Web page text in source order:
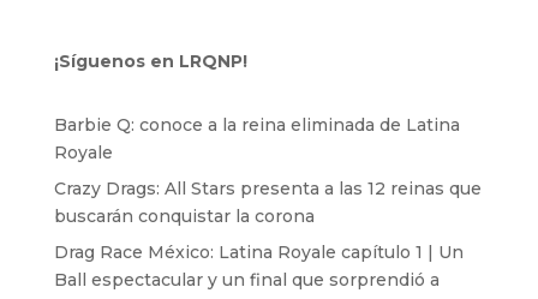
¡Síguenos en LRQNP!
Barbie Q: conoce a la reina eliminada de Latina
Royale
Crazy Drags: All Stars presenta a las 12 reinas que
buscarán conquistar la corona
Drag Race México: Latina Royale capítulo 1 | Un
Ball espectacular y un final que sorprendió a